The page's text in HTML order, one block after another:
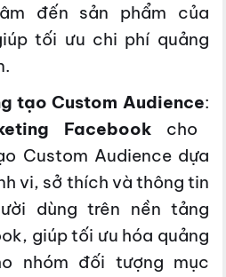
đến sản phẩm của
tối ưu chi phí quảng
tạo Custom Audience:
Facebook cho
Custom Audience dựa
vi, sở thích và thông tin
dùng trên nền tảng
giúp tối ưu hóa quảng
nhóm đối tượng mục